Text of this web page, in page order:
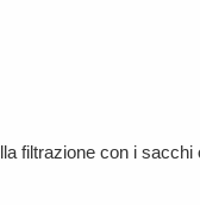
filtrazione con i sacchi